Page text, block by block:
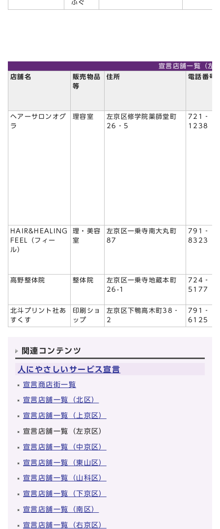
ふぐ
宣言店舗一覧（左
店舗名
販売物品
等
住所 電話番号
ヘアーサロンオグ
ラ
理容室
左京区修学院薬師堂町
26‐5
721‐
1238
HAIR&HEALING
FEEL（フィー
ル）
理・美容
室
左京区一乗寺南大丸町
87
791‐
8323
高野整体院 整体院
左京区一乗寺地蔵本町
26-1
724‐
5177
北斗プリント社あ
すくす
印刷ショ
ップ
左京区下鴨高木町38‐
2
791‐
6125
関連コンテンツ
人にやさしいサービス宣言
宣言商店街一覧
宣言店舗一覧（北区）
宣言店舗一覧（上京区）
宣言店舗一覧（左京区）
宣言店舗一覧（中京区）
宣言店舗一覧（東山区）
宣言店舗一覧（山科区）
宣言店舗一覧（下京区）
宣言店舗一覧（南区）
宣言店舗一覧（右京区）